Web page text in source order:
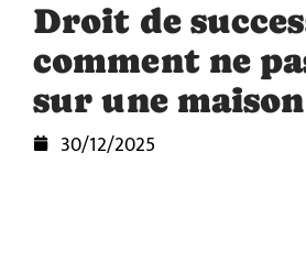
Droit de
comment ne
sur une maison
30/12/2025